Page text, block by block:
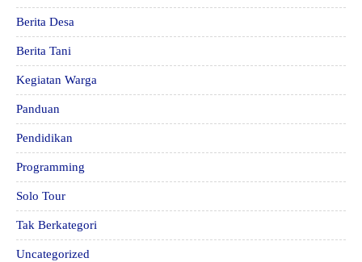
Berita Desa
Berita Tani
Kegiatan Warga
Panduan
Pendidikan
Programming
Solo Tour
Tak Berkategori
Uncategorized